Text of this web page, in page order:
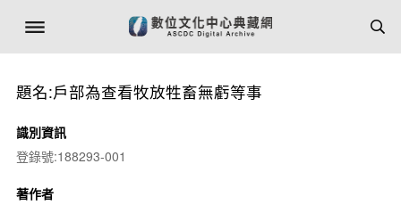
題名:戶部為查看牧放牲畜無虧等事
識別資訊
登錄號:188293-001
著作者